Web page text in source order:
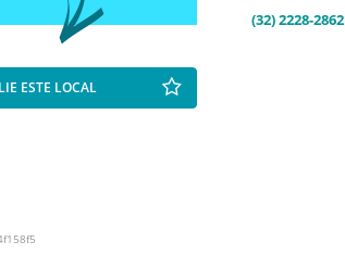
ESTE LOCAL
(32) 2228-2862